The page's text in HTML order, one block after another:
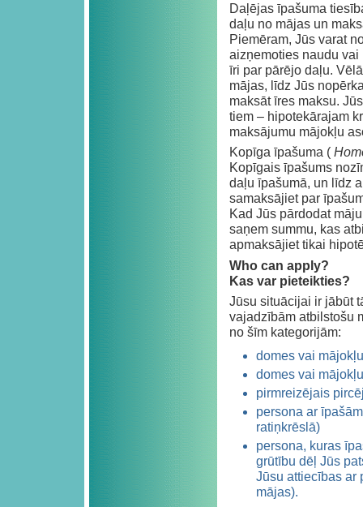
Daļējas īpašuma
daļu no mājas un
Piemēram, Jūs varat
aizņemoties naudu vai
īri par pārējo daļu.
mājas, līdz Jūs
maksāt īres maksu.
tiem – hipotekārajam
maksājumu mājokļu
Kopīga īpašuma (
Kopīgais īpašums
daļu īpašumā, un līdz
samaksājiet par
Kad Jūs pārdodat
saņem summu, kas
apmaksājiet tikai
Who can apply?
Kas var pieteikties?
Jūsu situācijai ir jābūt
vajadzībām atbilstošu
no šīm kategorijām:
domes vai
domes vai
pirmreizējais
persona ar
ratiņkrēslā)
persona, kuras
grūtību dēļ Jūs
Jūsu attiecības ar
mājas).